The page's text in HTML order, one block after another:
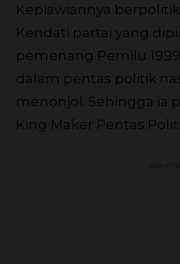
Kepiawiannya
Kendati partai yang
pemenang Pemilu
dalam pentas politik
menonjol. Sehingga ia
King Maker Pentas